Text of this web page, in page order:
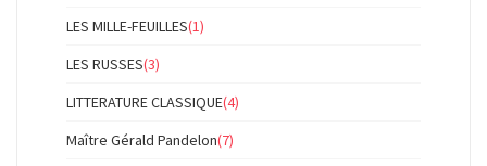
LES MILLE-FEUILLES(1)
LES RUSSES(3)
LITTERATURE CLASSIQUE(4)
Maître Gérald Pandelon(7)